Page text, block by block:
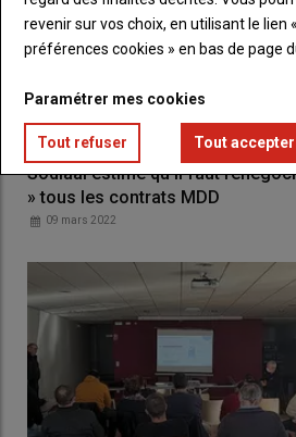
Sodiaal estime qu'il faut
» tous les contrats MDD
09 mars 2022
revenir sur vos choix, en utilisant le lien
préférences cookies » en bas de page
Paramétrer mes cookies
Tout refuser Tout accepter